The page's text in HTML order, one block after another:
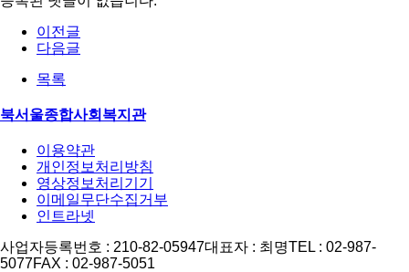
이전글
다음글
목록
북서울종합사회복지관
이용약관
개인정보처리방침
영상정보처리기기
이메일무단수집거부
인트라넷
사업자등록번호 : 210-82-05947대표자 : 최명TEL : 02-987-
5077FAX : 02-987-5051